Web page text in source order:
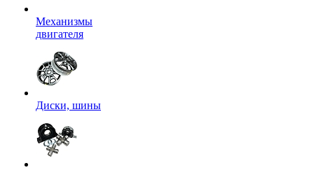
Механизмы
двигателя
Диски, шины